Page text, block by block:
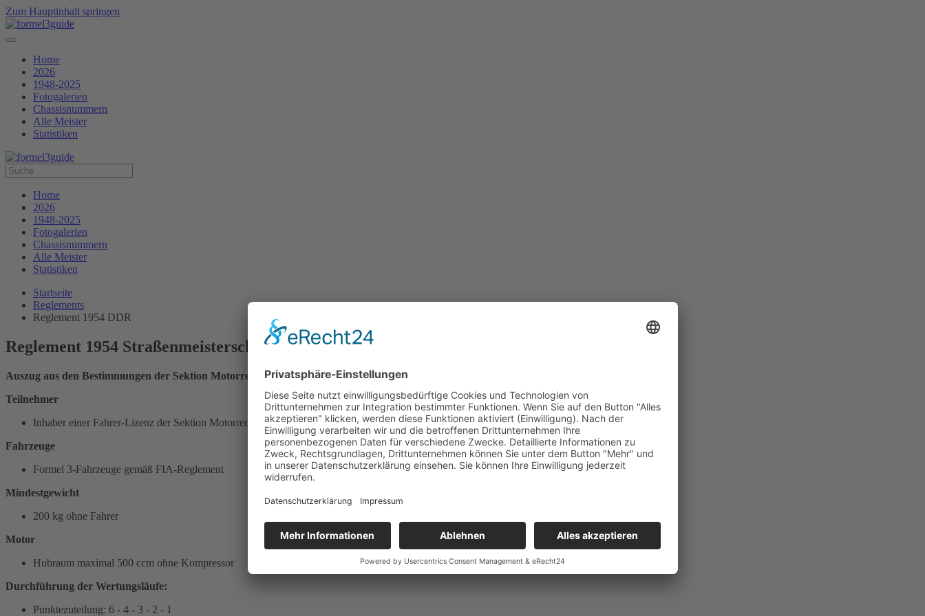
Zum Hauptinhalt springen
Home
2026
1948-2025
Fotogalerien
Chassisnummern
Alle Meister
Statistiken
Home
2026
1948-2025
Fotogalerien
Chassisnummern
Alle Meister
Statistiken
Startseite
Reglements
Reglement 1954 DDR
Reglement 1954 Straßenmeisterschaft der DDR Formel III
Auszug aus den Bestimmungen der Sektion Motorrennsport
Teilnehmer
Inhaber einer Fahrer-Lizenz der Sektion Motorrennsport
Fahrzeuge
Formel 3-Fahrzeuge gemäß FIA-Reglement
Mindestgewicht
200 kg ohne Fahrer
Motor
Hubraum maximal 500 ccm ohne Kompressor
Durchführung der Wertungsläufe:
Punktezuteilung: 6 - 4 - 3 - 2 - 1